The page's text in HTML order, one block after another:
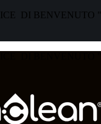
DI BENVENUTO "